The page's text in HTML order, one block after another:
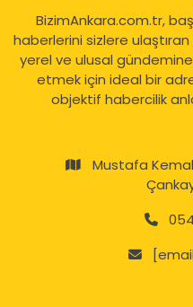
BizimAnkara.com.tr,
haberlerini sizlere ulaştıran
yerel ve ulusal
etmek için ideal bir
objektif habercilik
Mustafa Kemal